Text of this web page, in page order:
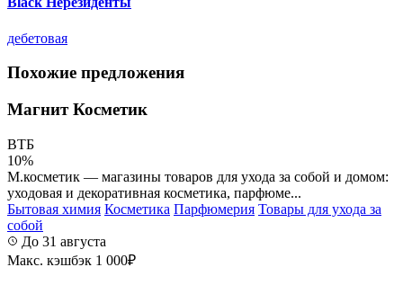
дебетовая
Похожие предложения
Магнит Косметик
ВТБ
10%
М.косметик — магазины товаров для ухода за собой и домом:
уходовая и декоративная косметика, парфюме...
Бытовая химия Косметика Парфюмерия Товары для ухода за
собой
До 31 августа
Макс. кэшбэк 1 000₽